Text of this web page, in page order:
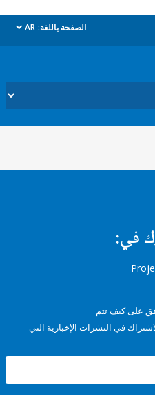
الصفحة باللغة: AR
dropdown
تتم
النشرات الإخبارية التي